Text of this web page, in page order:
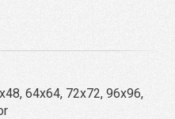
64x64, 72x72, 96x96,